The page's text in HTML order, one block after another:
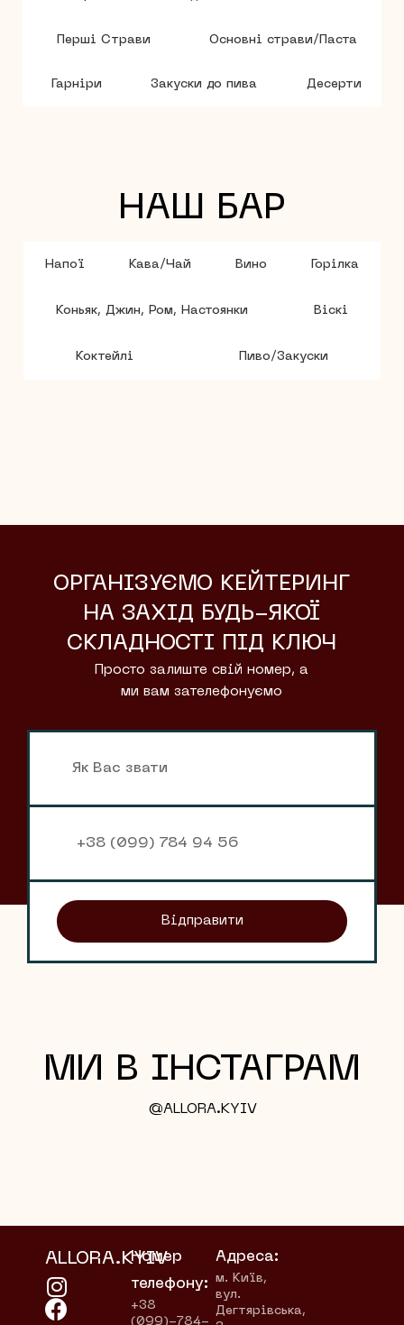
Перші Страви Основні страви/Паста
Гарніри Закуски до пива Десерти
НАШ БАР
Напої Кава/Чай Вино Горілка
Коньяк, Джин, Ром, Настоянки Віскі
Коктейлі Пиво/Закуски
ОРГАНІЗУЄМО КЕЙТЕРИНГ
НА ЗАХІД БУДЬ-ЯКОЇ
СКЛАДНОСТІ ПІД КЛЮЧ
Просто залиште свій номер, а
ми вам зателефонуємо
Відправити
МИ В ІНСТАГРАМ
@ALLORA.KYIV
ALLORA.KYIV
Номер
телефону:
+38
(099)-784-
Адреса:
м. Київ,
вул.
Дегтярівська,